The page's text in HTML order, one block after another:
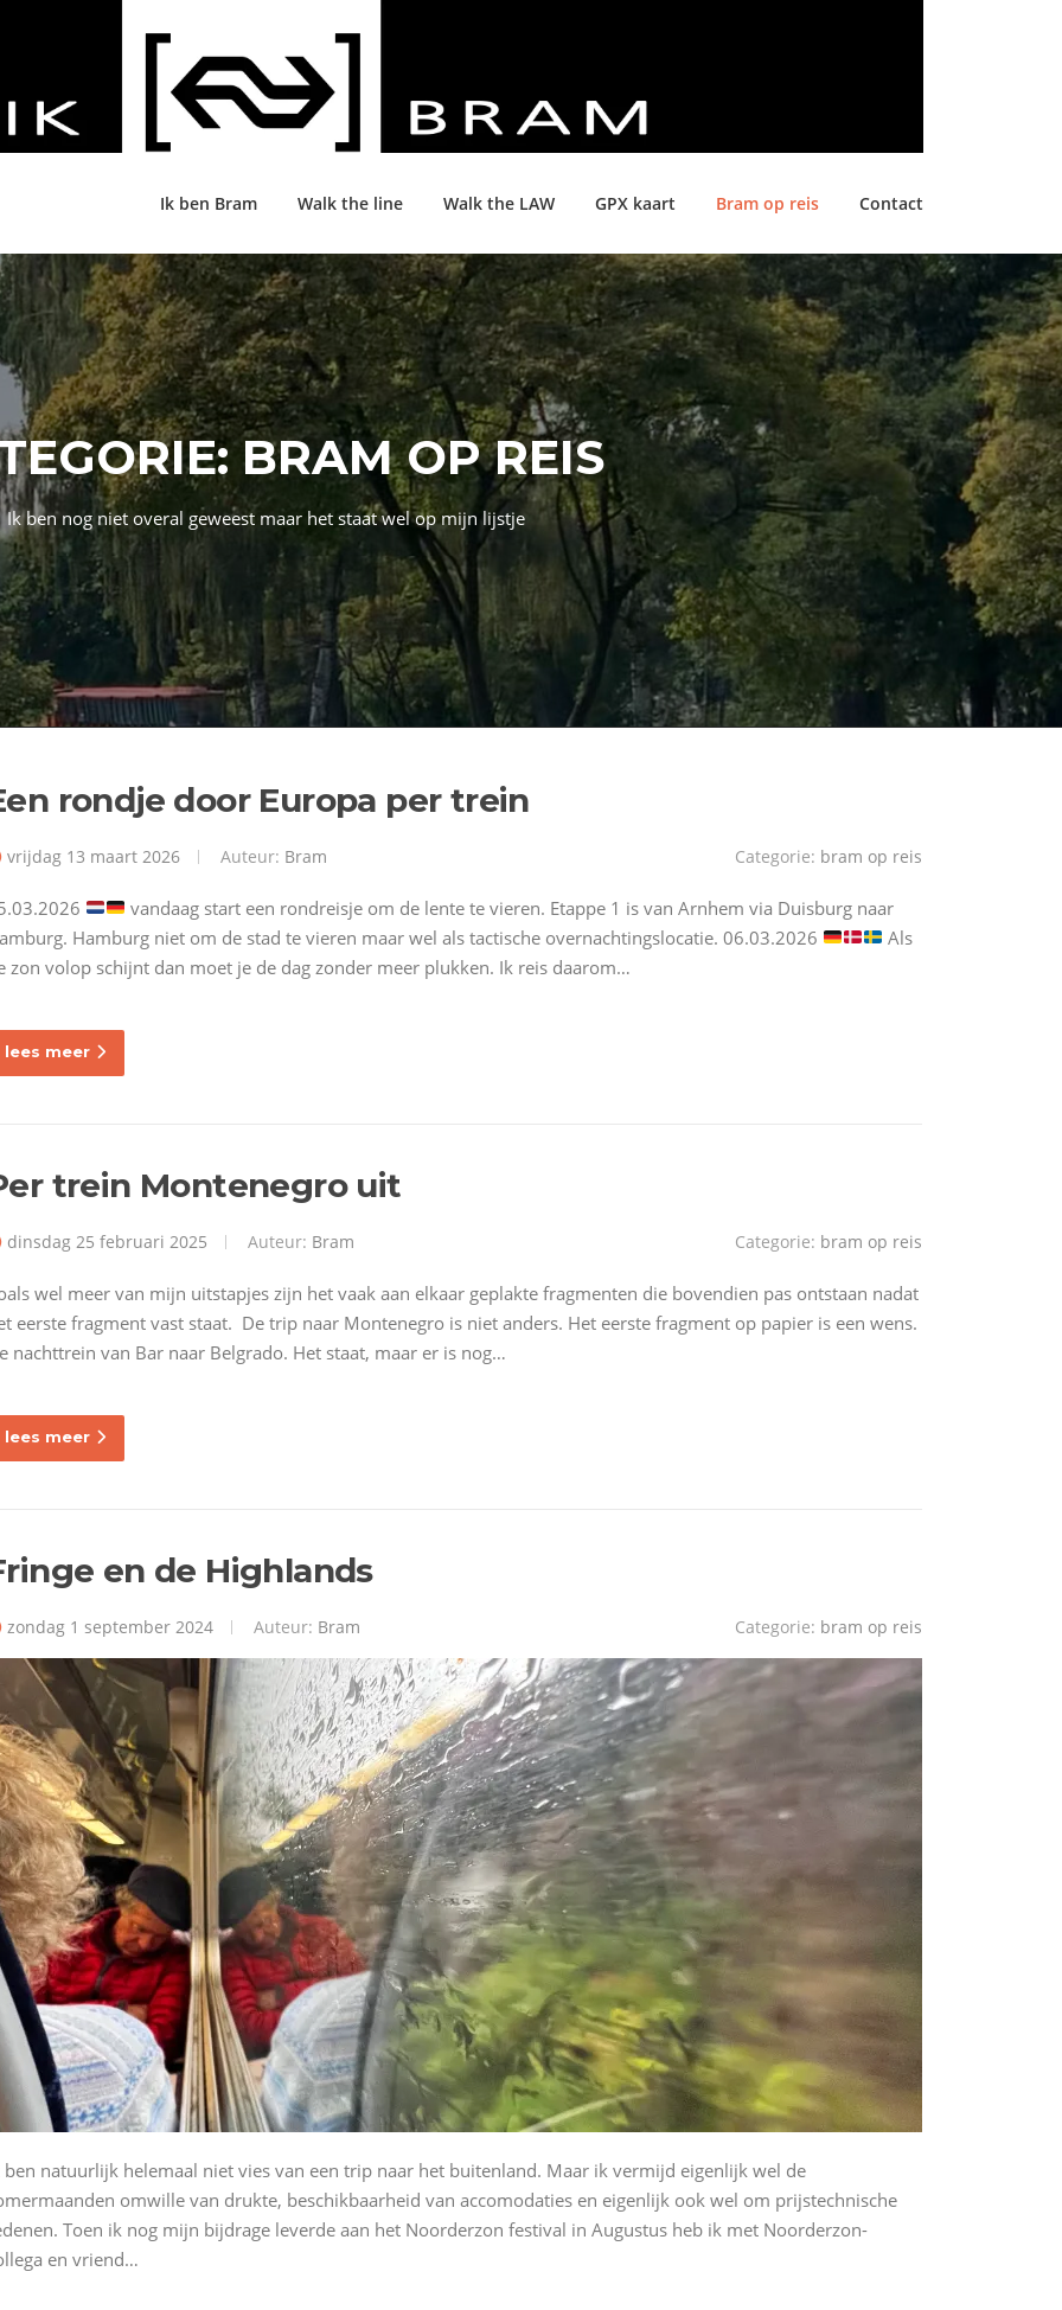
Ik ben Bram Walk the line Walk the LAW GPX kaart Bram op reis Contact
BRAM OP REIS
Ik ben nog niet overal geweest maar het staat wel op mijn lijstje
rondje door Europa per trein
vrijdag 13 maart 2026 Auteur: Bram Categorie: bram op reis
vandaag start een rondreisje om de lente te vieren. Etappe 1 is van Arnhem via Duisburg naar
Hamburg niet om de stad te vieren maar wel als tactische overnachtingslocatie. 06.03.2026
Als
zon volop schijnt dan moet je de dag zonder meer plukken. Ik reis daarom…
lees meer
trein Montenegro uit
dinsdag 25 februari 2025 Auteur: Bram Categorie: bram op reis
wel meer van mijn uitstapjes zijn het vaak aan elkaar geplakte fragmenten die bovendien pas ontstaan nadat
eerste fragment vast staat. De trip naar Montenegro is niet anders. Het eerste fragment op papier is een wens.
nachttrein van Bar naar Belgrado. Het staat, maar er is nog…
lees meer
en de Highlands
zondag 1 september 2024 Auteur: Bram Categorie: bram op reis
ben natuurlijk helemaal niet vies van een trip naar het buitenland. Maar ik vermijd eigenlijk wel de
omwille van drukte, beschikbaarheid van accomodaties en eigenlijk ook wel om prijstechnische
Toen ik nog mijn bijdrage leverde aan het Noorderzon festival in Augustus heb ik met Noorderzon-
en vriend…